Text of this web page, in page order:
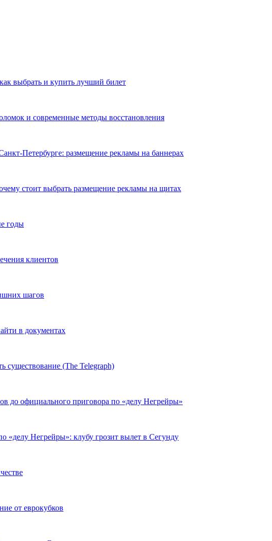
выбрать и купить лучший билет
и современные методы восстановления
Петербурге: размещение рекламы на баннерах
стоит выбрать размещение рекламы на щитах
годы
клиентов
шагов
в документах
существование (The Telegraph)
до официального приговора по «делу Негрейры»
«делу Негрейры»: клубу грозит вылет в Сегунду
от еврокубков